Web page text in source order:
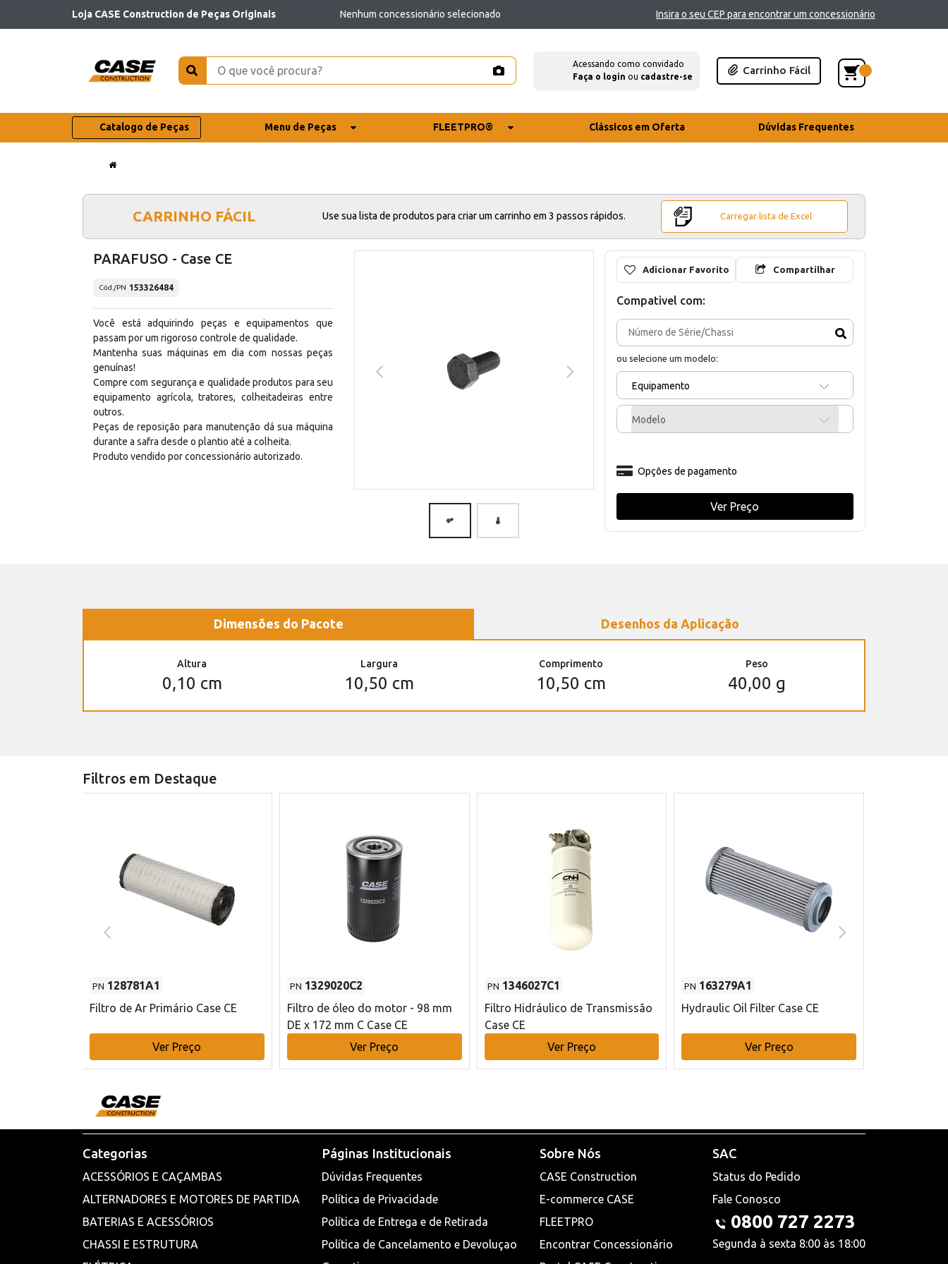
Loja CASE Construction de Peças Originais Nenhum concessionário selecionado Insira o seu CEP para encontrar um concessionário
Acessando como convidado
Faça o login ou cadastre-se
Carrinho Fácil
Catalogo de Peças Menu de Peças FLEETPRO® Clássicos em Oferta Dúvidas Frequentes
CARRINHO FÁCIL Use sua lista de produtos para criar um carrinho em 3 passos rápidos. Carregar lista de Excel
PARAFUSO - Case CE
Cód./PN 153326484
Você está adquirindo peças e equipamentos que
passam por um rigoroso controle de qualidade.
Mantenha suas máquinas em dia com nossas peças
genuínas!
Compre com segurança e qualidade produtos para seu
equipamento agrícola, tratores, colheitadeiras entre
outros.
Peças de reposição para manutenção dá sua máquina
durante a safra desde o plantio até a colheita.
Produto vendido por concessionário autorizado.
Adicionar Favorito Compartilhar
Compativel com:
ou selecione um modelo:
Equipamento
Modelo
Opções de pagamento
Ver Preço
Dimensões do Pacote Desenhos da Aplicação
Altura
0,10 cm
Largura
10,50 cm
Comprimento
10,50 cm
Peso
40,00 g
Filtros em Destaque
PN 128781A1
Filtro de Ar Primário Case CE
Ver Preço
PN 1329020C2
Filtro de óleo do motor - 98 mm
DE x 172 mm C Case CE
Ver Preço
PN 1346027C1
Filtro Hidráulico de Transmissão
Case CE
Ver Preço
PN 163279A1
Hydraulic Oil Filter Case CE
Ver Preço
Categorias
ACESSÓRIOS E CAÇAMBAS
ALTERNADORES E MOTORES DE PARTIDA
BATERIAS E ACESSÓRIOS
CHASSI E ESTRUTURA
Páginas Institucionais
Dúvidas Frequentes
Política de Privacidade
Política de Entrega e de Retirada
Política de Cancelamento e Devoluçao
Sobre Nós
CASE Construction
E-commerce CASE
FLEETPRO
Encontrar Concessionário
SAC
Status do Pedido
Fale Conosco
0800 727 2273
Segunda à sexta 8:00 às 18:00